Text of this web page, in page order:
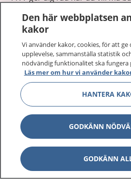
1177 på flera språk
Om 1177
Kontakt
Behandling av personuppgifter
Hantering av kakor
Den här webbplatsen
kakor
Vi använder kakor, cookies, för att
upplevelse, sammanställa statistik
nödvändig funktionalitet ska fungera
Läs mer om hur vi använder
HANTERA
GODKÄNN
GODKÄNN